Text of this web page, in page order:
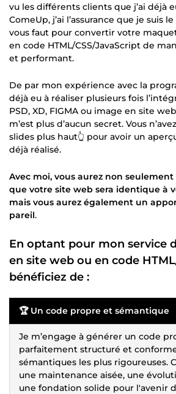
vu les différents clients que j’ai déjà
ComeUp, j’ai l’assurance que je suis
vous faut pour convertir votre
en code HTML/CSS/JavaScript de
et performant.
De par mon expérience avec la
déjà eu à réaliser plusieurs fois
PSD, XD, FIGMA ou image en site
m’est plus d’aucun secret. Vous
slides plus haut👆 pour avoir un
déjà réalisé.
Avec moi, vous aurez non
que votre site web sera identique à
mais vous aurez également un
pareil.
En optant pour mon service
en site web ou en code
bénéficiez de :
🏆 Un code propre et sémantique
Je m’engage à générer un code
parfaitement structuré et
sémantiques les plus rigoureuses.
une maintenance aisée, une
une fondation solide pour l'avenir